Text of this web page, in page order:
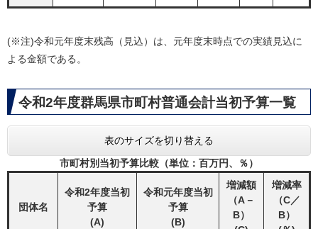
(※注)令和元年度末残高（見込）は、元年度末時点での実績見込に
よる金額である。
令和2年度群馬県市町村普通会計当初予算一覧
表のサイズを切り替える
市町村別当初予算比較（単位：百万円、％）
団体名
令和2年度当初
予算
(A)
令和元年度当初
予算
(B)
増減額
（A－
B）
増減率
（C／
B）